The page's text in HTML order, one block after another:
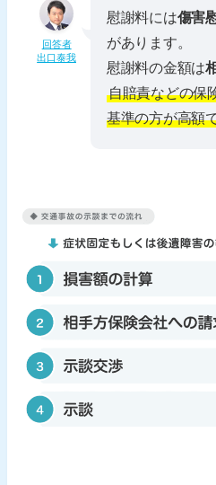
回答者
出口泰我
慰謝料には傷害
があります。
慰謝料の金額は
自賠責などの保
基準の方が高額